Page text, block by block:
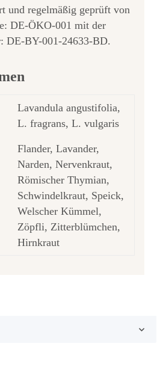
und regelmäßig geprüft von
DE-ÖKO-001 mit der
DE-BY-001-24633-BD.
Lavandula angustifolia,
L. fragrans, L. vulgaris
Flander, Lavander,
Narden, Nervenkraut,
Römischer Thymian,
Schwindelkraut, Speick,
Welscher Kümmel,
Zöpfli, Zitterblümchen,
Hirnkraut